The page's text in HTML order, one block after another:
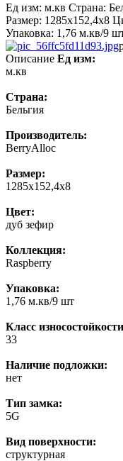
Ед изм: м.кв Страна:
Размер: 1285x152,4x8
Упаковка: 1,76 м.кв/9
Описание Ед изм:
м.кв
Страна:
Бельгия
Производитель:
BerryAlloc
Размер:
1285x152,4x8
Цвет:
дуб зефир
Коллекция:
Raspberry
Упаковка:
1,76 м.кв/9 шт
Класс
33
Наличие подложки:
нет
Тип замка:
5G
Вид поверхности:
структурная